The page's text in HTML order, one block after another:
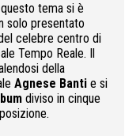
tema si è
solo presentato
celebre centro di
Tempo Reale. Il
della
Agnese Banti e si
diviso in cinque